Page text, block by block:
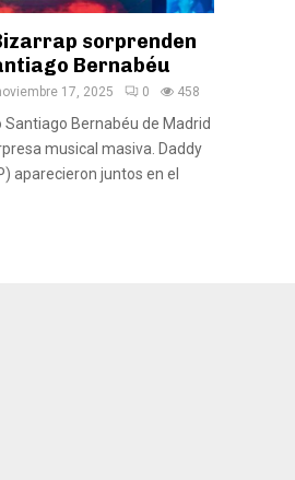
sorprenden
Bernabéu
17, 2025 0 458
Santiago Bernabéu de Madrid
musical masiva. Daddy
aparecieron juntos en el